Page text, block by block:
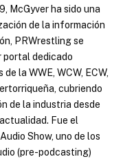
McGyver ha sido una
de la información
PRWrestling se
portal dedicado
la WWE, WCW, ECW,
cubriendo
de la industria desde
Fue el
Show, uno de los
(pre-podcasting)